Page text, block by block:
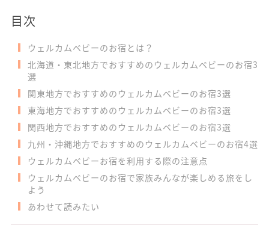
目次
ウェルカムベビーのお宿とは？
北海道・東北地方でおすすめのウェルカムベビーのお宿3
選
関東地方でおすすめのウェルカムベビーのお宿3選
東海地方でおすすめのウェルカムベビーのお宿3選
関西地方でおすすめのウェルカムベビーのお宿3選
九州・沖縄地方でおすすめのウェルカムベビーのお宿4選
ウェルカムベビーお宿を利用する際の注意点
ウェルカムベビーのお宿で家族みんなが楽しめる旅をし
よう
あわせて読みたい